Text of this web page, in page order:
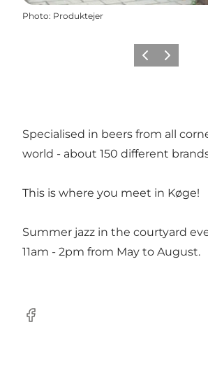
Photo: Produktejer
PrécédentSuivant
Specialised in beers from all
world - about 150 different
This is where you meet in Køge!
Summer jazz in the courtyard
11am - 2pm from May to August.
Facebook